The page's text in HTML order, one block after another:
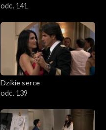
odc. 141
Dzikie serce
odc. 139